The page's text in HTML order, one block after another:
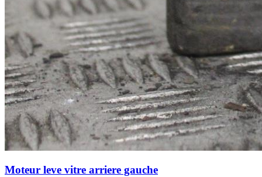
Moteur leve vitre arriere gauche